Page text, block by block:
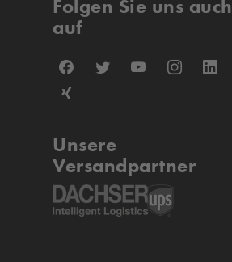
Folgen Sie uns auch
auf
Unsere
Versandpartner